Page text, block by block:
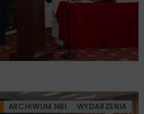
ARCHIWUM NBI WYDARZENIA